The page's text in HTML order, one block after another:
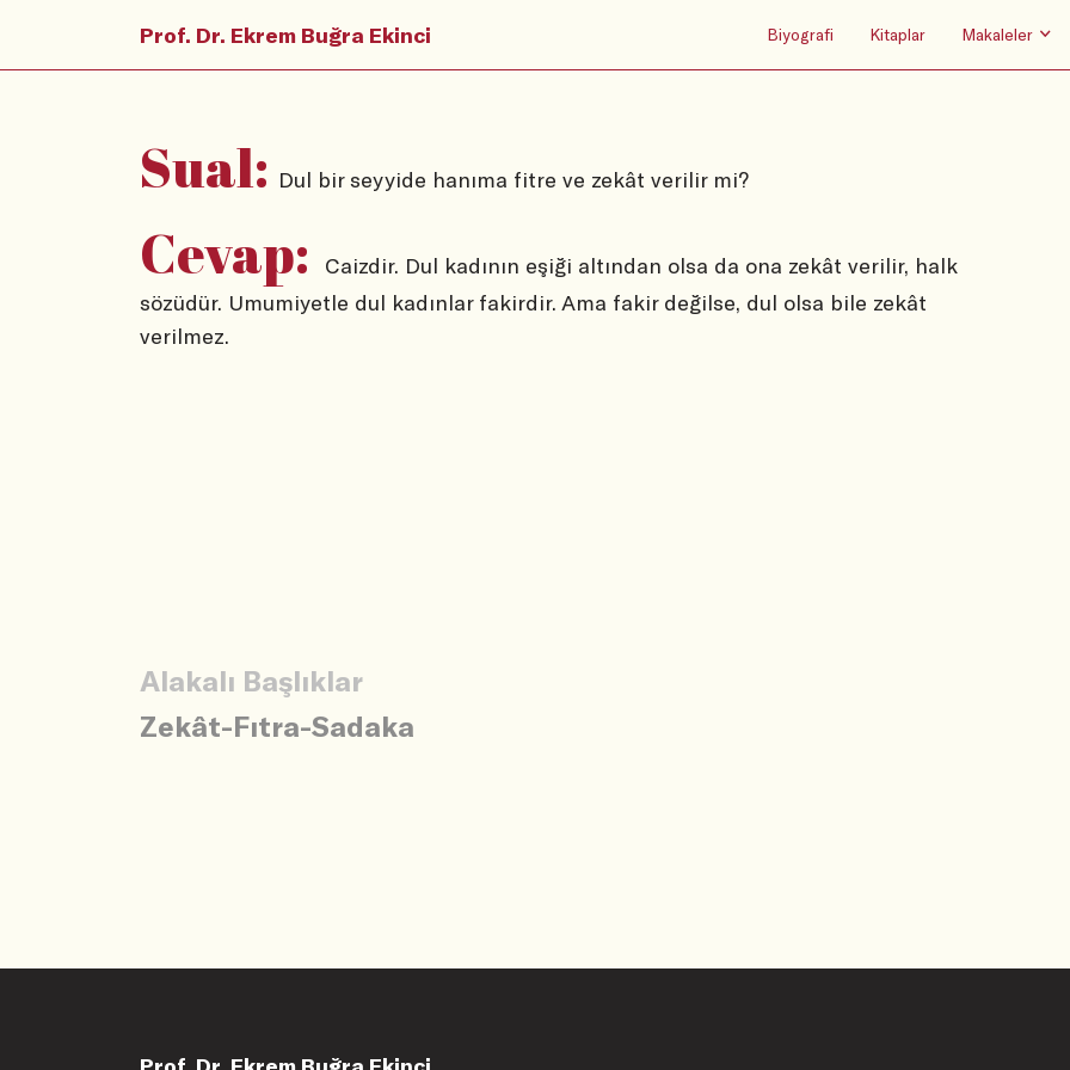
Prof. Dr. Ekrem Buğra Ekinci Biyografi Kitaplar Makaleler
Sual: Dul bir seyyide hanıma fitre ve zekât verilir mi?
Cevap:
Caizdir. Dul kadının eşiği altından olsa da ona zekât verilir, halk
sözüdür. Umumiyetle dul kadınlar fakirdir. Ama fakir değilse, dul olsa bile zekât
verilmez.
Alakalı Başlıklar
Zekât-Fıtra-Sadaka